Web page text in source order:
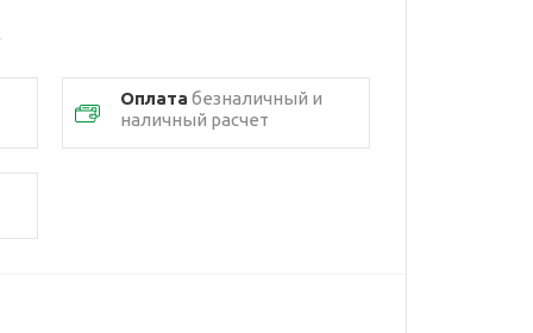
Оплата безналичный и
наличный расчет